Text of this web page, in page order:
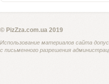
© PizZza.com.ua 2019
Использование материалов сайта
с письменного разрешения